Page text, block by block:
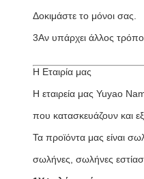
Δοκιμάστε το μόνοι σας.
3Αν υπάρχει άλλος
Η Εταιρία μας
Η εταιρεία μας Yuyao
που κατασκευάζουν και
Τα προϊόντα μας είναι
σωλήνες, σωλήνες